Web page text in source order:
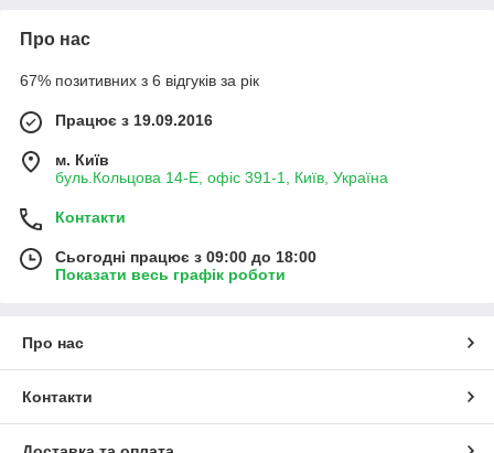
Про нас
67% позитивних з 6 відгуків за рік
Працює з 19.09.2016
м. Київ
буль.Кольцова 14-Е, офіс 391-1, Київ, Україна
Контакти
Сьогодні працює з 09:00 до 18:00
Показати весь графік роботи
Про нас
Контакти